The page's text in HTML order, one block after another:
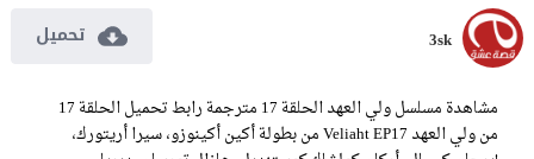
3sk تحميل
مشاهدة مسلسل ولي العهد الحلقة 17 مترجمة رابط تحميل الحلقة 17
من ولي العهد Veliaht EP17 من بطولة أكين أكينوزو، سيرا أريتورك،